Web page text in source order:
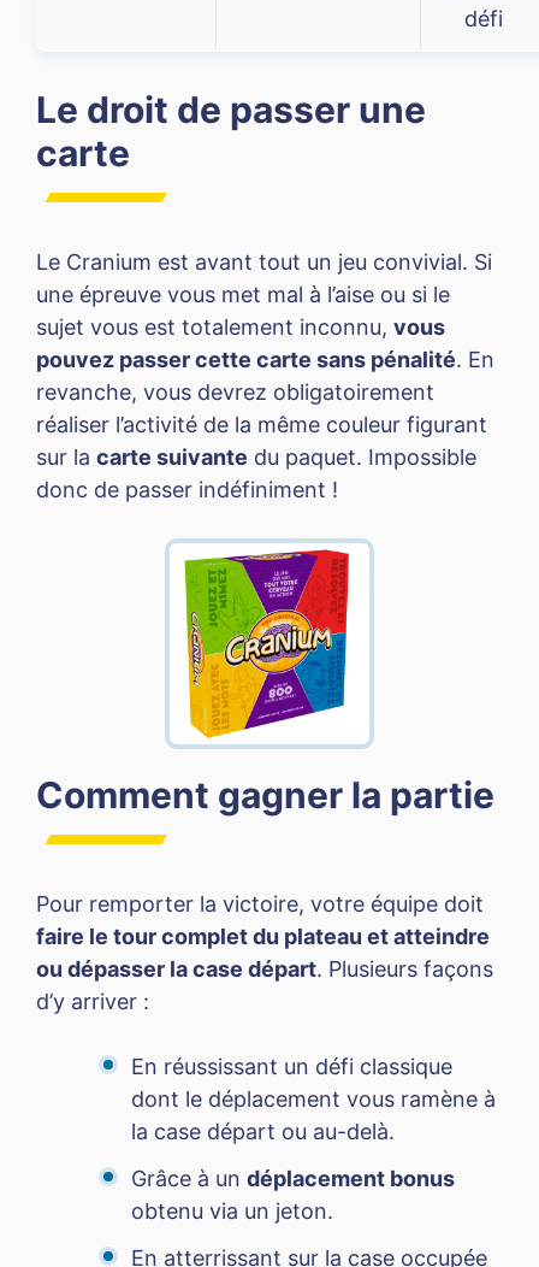
défi
Le droit de passer une
carte
Le Cranium est avant tout un jeu convivial. Si
une épreuve vous met mal à l’aise ou si le
sujet vous est totalement inconnu, vous
pouvez passer cette carte sans pénalité. En
revanche, vous devrez obligatoirement
réaliser l’activité de la même couleur figurant
sur la carte suivante du paquet. Impossible
donc de passer indéfiniment !
Comment gagner la partie
Pour remporter la victoire, votre équipe doit
faire le tour complet du plateau et atteindre
ou dépasser la case départ. Plusieurs façons
d’y arriver :
En réussissant un défi classique
dont le déplacement vous ramène à
la case départ ou au-delà.
Grâce à un déplacement bonus
obtenu via un jeton.
En atterrissant sur la case occupée